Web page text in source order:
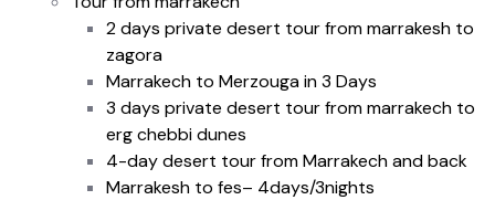
2 days private desert tour from marrakesh to
zagora
Marrakech to Merzouga in 3 Days
3 days private desert tour from marrakech to
erg chebbi dunes
4-day desert tour from Marrakech and back
Marrakesh to fes– 4days/3nights